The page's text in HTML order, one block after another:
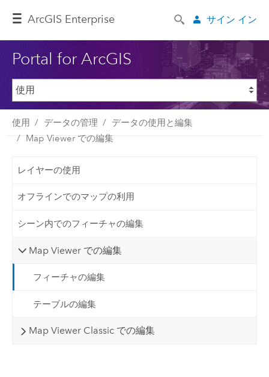
ArcGIS Enterprise サイン イン
Portal for ArcGIS
使用 データの管理
データの使用と編集
Map Viewer での編集
レイヤーの使用
オフラインでのマップの利用
シーン内でのフィーチャの編集
Map Viewer での編集
フィーチャの編集
テーブルの編集
Map Viewer Classic での編集